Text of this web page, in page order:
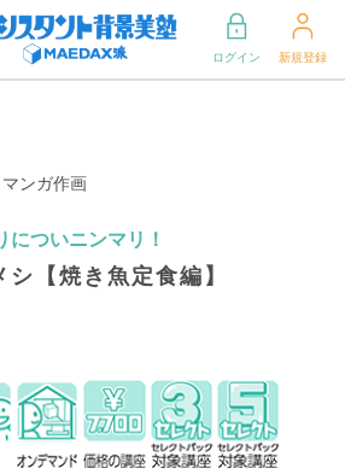
ログイン 新規登録
マンガ作画
についニンマリ！
【焼き魚定食編】